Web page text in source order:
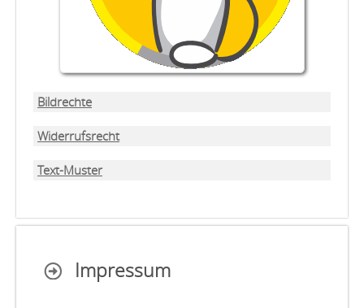
Bildrechte
Widerrufsrecht
Text-Muster
Impressum